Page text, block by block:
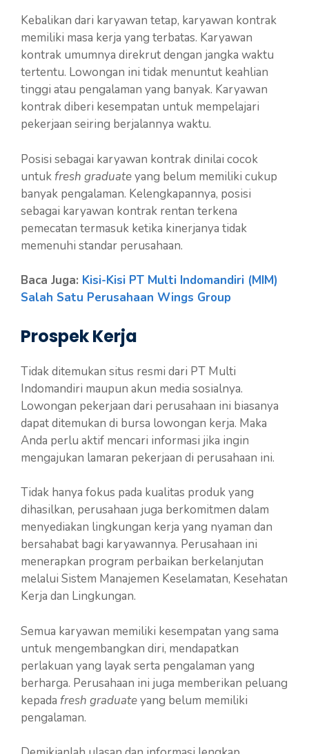
Kebalikan dari karyawan tetap, karyawan kontrak
memiliki masa kerja yang terbatas. Karyawan
kontrak umumnya direkrut dengan jangka waktu
tertentu. Lowongan ini tidak menuntut keahlian
tinggi atau pengalaman yang banyak. Karyawan
kontrak diberi kesempatan untuk mempelajari
pekerjaan seiring berjalannya waktu.
Posisi sebagai karyawan kontrak dinilai cocok
untukfresh graduateyang belum memiliki cukup
banyak pengalaman. Kelengkapannya, posisi
sebagai karyawan kontrak rentan terkena
pemecatan termasuk ketika kinerjanya tidak
memenuhi standar perusahaan.
Baca Juga: Kisi-Kisi PT Multi Indomandiri (MIM)
Salah Satu Perusahaan Wings Group
Prospek Kerja
Tidak ditemukan situs resmi dari PT Multi
Indomandiri maupun akun media sosialnya.
Lowongan pekerjaan dari perusahaan ini biasanya
dapat ditemukan di bursa lowongan kerja. Maka
Anda perlu aktif mencari informasi jika ingin
mengajukan lamaran pekerjaan di perusahaan ini.
Tidak hanya fokus pada kualitas produk yang
dihasilkan, perusahaan juga berkomitmen dalam
menyediakan lingkungan kerja yang nyaman dan
bersahabat bagi karyawannya. Perusahaan ini
menerapkan program perbaikan berkelanjutan
melalui Sistem Manajemen Keselamatan, Kesehatan
Kerja dan Lingkungan.
Semua karyawan memiliki kesempatan yang sama
untuk mengembangkan diri, mendapatkan
perlakuan yang layak serta pengalaman yang
berharga. Perusahaan ini juga memberikan peluang
kepada fresh graduateyang belum memiliki
pengalaman.